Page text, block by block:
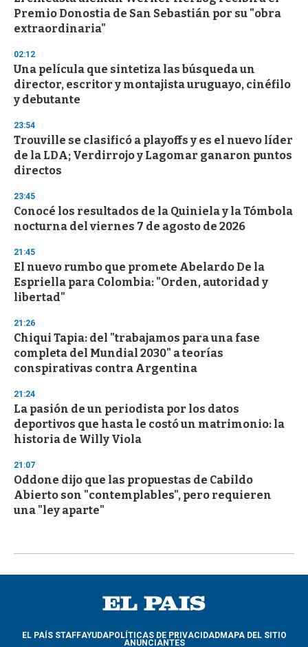
o
f
3
s
e
c
o
n
d
s
Premio Donostia de San Sebastián por su "obra
extraordinaria"
02:12
Una película que sintetiza las búsqueda un
director, escritor y montajista uruguayo, cinéfilo
y debutante
23:54
Trouville se clasificó a playoffs y es el nuevo líder
de la LDA; Verdirrojo y Lagomar ganaron puntos
directos
23:45
Conocé los resultados de la Quiniela y la Tómbola
nocturna del viernes 7 de agosto de 2026
21:45
El nuevo rumbo que promete Abelardo De la
Espriella para Colombia: "Orden, autoridad y
libertad"
21:26
Chiqui Tapia: del "trabajamos para una fase
completa del Mundial 2030" a teorías
conspirativas contra Argentina
21:24
La pasión de un periodista por los datos
deportivos que hasta le costó un matrimonio: la
historia de Willy Viola
21:07
Oddone dijo que las propuestas de Cabildo
Abierto son "contemplables", pero requieren
una "ley aparte"
EL PAÍS STAFFAYUDAPOLÍTICAS DE PRIVACIDADMAPA DEL SITIO
ANUNCIANTES